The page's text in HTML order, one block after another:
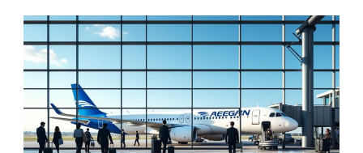
COMPLET
SUR
AEGEAN
POUR
VOYAGES